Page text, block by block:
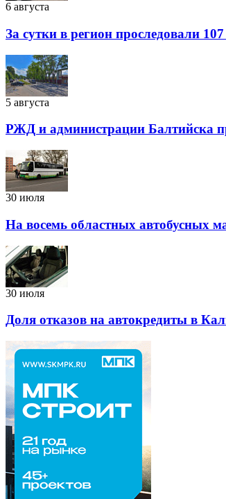
6 августа
За сутки в регион проследовали
5 августа
РЖД и администрации Балтийска
30 июля
На восемь областных автобусных
30 июля
Доля отказов на автокредиты в